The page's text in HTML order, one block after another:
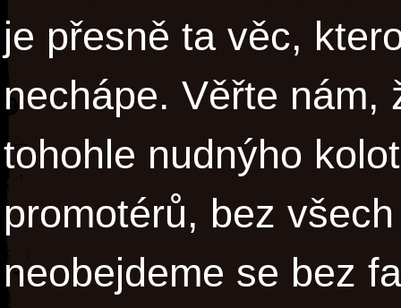
je přesně ta věc,
nechápe. Věřte nám,
tohohle nudnýho
promotérů, bez
neobejdeme se bez